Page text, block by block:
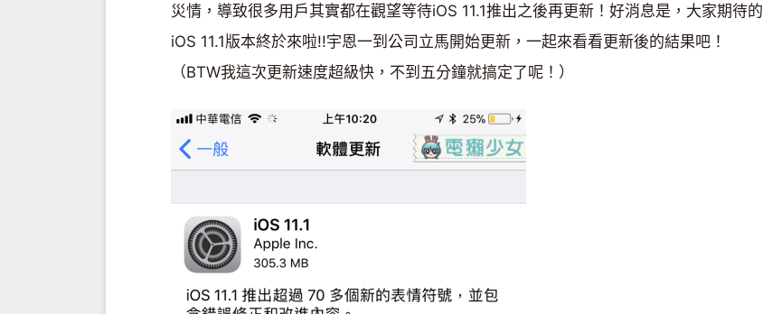
災情，導致很多用戶其實都在觀望等待iOS 11.1推出之後再更新！好消息是，大家期待的
iOS 11.1版本終於來啦!!宇恩一到公司立馬開始更新，一起來看看更新後的結果吧！
（BTW我這次更新速度超級快，不到五分鐘就搞定了呢！）